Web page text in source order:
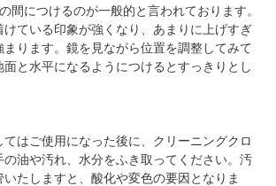
間につけるのが一般的と言われております。
けている印象が強くなり、あまりに上げすぎ
ります。鏡を見ながら位置を調整してみて
面と水平になるようにつけるとすっきりとし
てはご使用になった後に、クリーニングクロ
の油や汚れ、水分をふき取ってください。汚
たしますと、酸化や変色の要因となりま